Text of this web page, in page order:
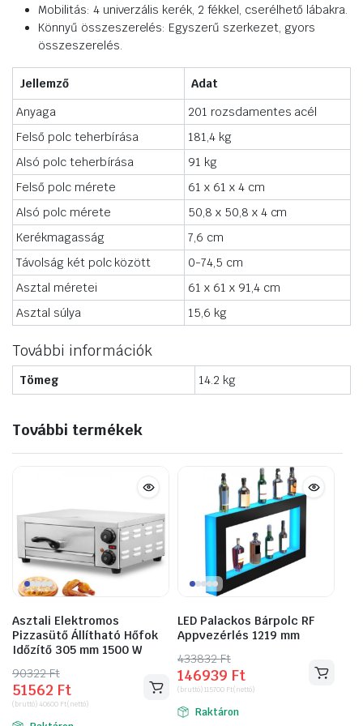
Mobilitás: 4 univerzális kerék, 2 fékkel, cserélhető lábakra.
Könnyű összeszerelés: Egyszerű szerkezet, gyors
összeszerelés.
Jellemző
Adat
Anyaga
201 rozsdamentes acél
Felső polc teherbírása
181,4 kg
Alsó polc teherbírása
91 kg
Felső polc mérete
61 x 61 x 4 cm
Alsó polc mérete
50,8 x 50,8 x 4 cm
Kerékmagasság
7,6 cm
Távolság két polc között
0-74,5 cm
Asztal méretei
61 x 61 x 91,4 cm
Asztal súlya
15,6 kg
További információk
Tömeg 14.2 kg
További termékek
Asztali Elektromos
Pizzasütő Állítható Hőfok
Időzítő 305 mm 1500 W
90322Ft
Original
price
was:
51562 Ft
Current
price
is:
(bruttó) 40600 Ft(nettó)
LED Palackos Bárpolc RF
Appvezérlés 1219 mm
433832Ft
Original
price
was:
433832 Ft.
146939 Ft
Current
price
is:
146939 Ft.
(bruttó)115700 Ft(nettó)
Raktáron